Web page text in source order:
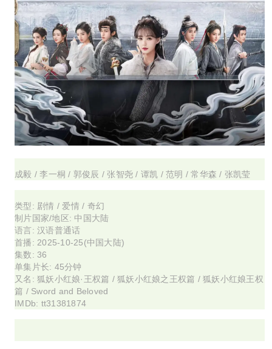
成毅 / 李一桐 / 郭俊辰 / 张智尧 / 谭凯 / 范明 / 常华森 / 张凯莹
类型: 剧情 / 爱情 / 奇幻
制片国家/地区: 中国大陆
语言: 汉语普通话
首播: 2025-10-25(中国大陆)
集数: 36
单集片长: 45分钟
又名: 狐妖小红娘·王权篇 / 狐妖小红娘之王权篇 / 狐妖小红娘王权
篇 / Sword and Beloved
IMDb: tt31381874